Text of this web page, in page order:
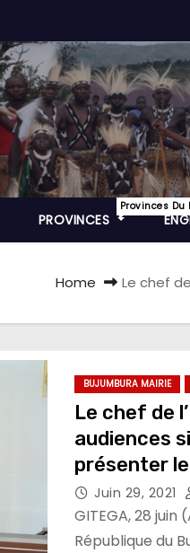
PROVINCES
Provinces Du
Home Le chef
BUJUMBURA MAIRIE
Le chef de
audiences
présenter
Juin 29, 2021
GITEGA, 28 juin
République du